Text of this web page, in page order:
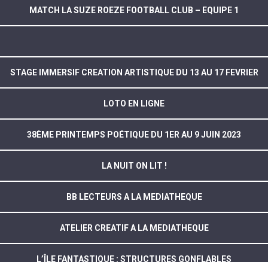
MATCH LA SUZE ROEZE FOOTBALL CLUB – EQUIPE 1
STAGE IMMERSIF CREATION ARTISTIQUE DU 13 AU 17 FEVRIER
LOTO EN LIGNE
38ÈME PRINTEMPS POÉTIQUE DU 1ER AU 9 JUIN 2023
LA NUIT ON LIT !
BB LECTEURS A LA MEDIATHEQUE
ATELIER CREATIF A LA MEDIATHEQUE
L’ÎLE FANTASTIQUE : STRUCTURES GONFLABLES